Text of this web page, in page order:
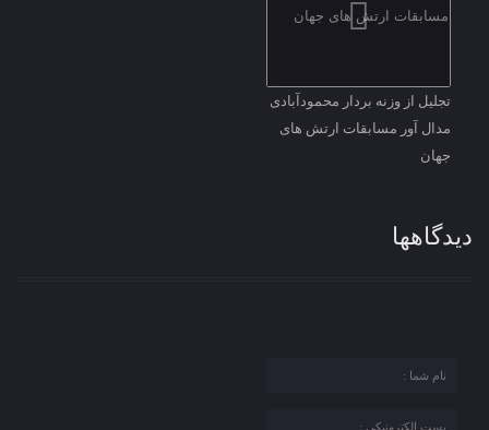
تجلیل از وزنه بردار محمودآبادی
مدال آور مسابقات ارتش های
جهان
دیدگاهها